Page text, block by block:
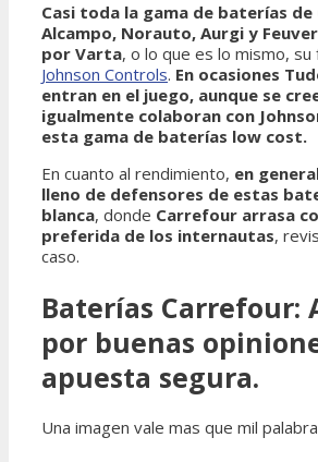
Casi toda la gama de baterías
Alcampo, Norauto, Aurgi y
por Varta, o lo que es lo mismo, su
Johnson Controls. En ocasiones
entran en el juego, aunque se
igualmente colaboran con
esta gama de baterías low cost.
En cuanto al rendimiento, en
lleno de defensores de estas
blanca, donde Carrefour arrasa
preferida de los internautas,
caso.
Baterías Carrefour:
por buenas
apuesta segura.
Una imagen vale mas que mil